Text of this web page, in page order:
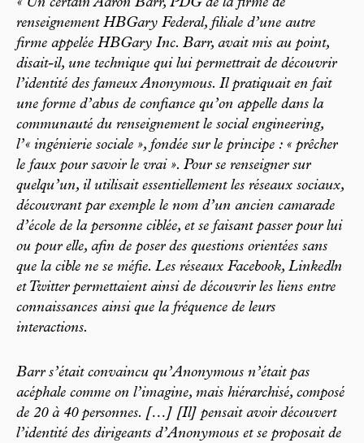
« Un certain Aaron Barr, PDG de la firme de
renseignement HBGary Federal, filiale d’une autre
firme appelée HBGary Inc. Barr, avait mis au point,
disait-il, une technique qui lui permettrait de découvrir
l’identité des fameux Anonymous. Il pratiquait en fait
une forme d’abus de confiance qu’on appelle dans la
communauté du renseignement le social engineering,
l’« ingénierie sociale », fondée sur le principe : « prêcher
le faux pour savoir le vrai ». Pour se renseigner sur
quelqu’un, il utilisait essentiellement les réseaux sociaux,
découvrant par exemple le nom d’un ancien camarade
d’école de la personne ciblée, et se faisant passer pour lui
ou pour elle, afin de poser des questions orientées sans
que la cible ne se méfie. Les réseaux Facebook, Linkedln
et Twitter permettaient ainsi de découvrir les liens entre
connaissances ainsi que la fréquence de leurs
interactions.
Barr s’était convaincu qu’Anonymous n’était pas
acéphale comme on l’imagine, mais hiérarchisé, composé
de 20 à 40 personnes. […] [Il] pensait avoir découvert
l’identité des dirigeants d’Anonymous et se proposait de